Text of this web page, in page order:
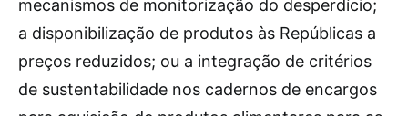
mecanismos de monitorização do desperdício;
a disponibilização de produtos às Repúblicas a
preços reduzidos; ou a integração de critérios
de sustentabilidade nos cadernos de encargos